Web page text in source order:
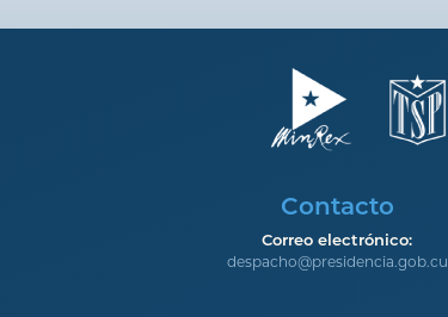
Contacto
Correo electrónico:
despacho@presidencia.gob.cu